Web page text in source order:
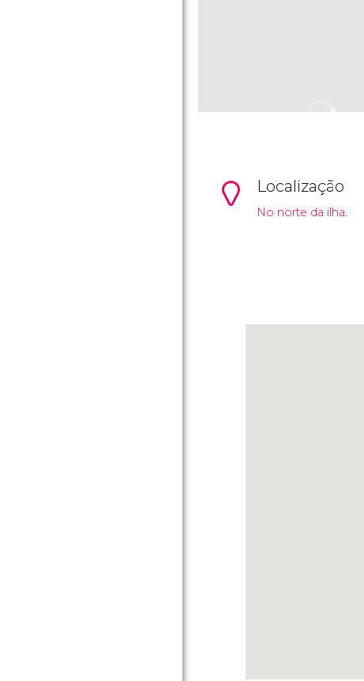
Localização
No norte da ilha.